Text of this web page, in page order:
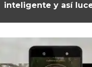
inteligente y así